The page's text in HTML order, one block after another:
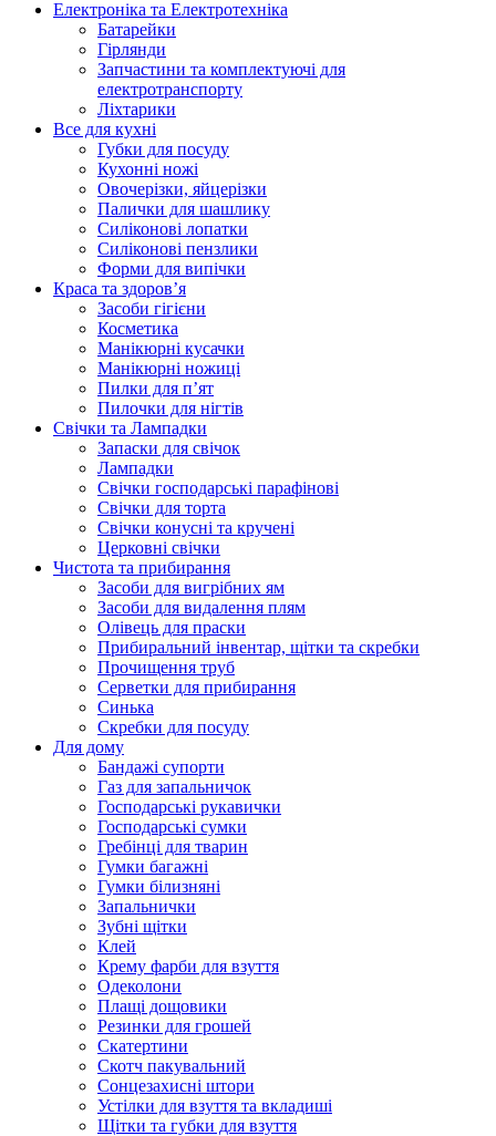
Електроніка та Електротехніка
Батарейки
Гірлянди
Запчастини та комплектуючі для
електротранспорту
Ліхтарики
Все для кухні
Губки для посуду
Кухонні ножі
Овочерізки, яйцерізки
Палички для шашлику
Силіконові лопатки
Силіконові пензлики
Форми для випічки
Краса та здоров’я
Засоби гігієни
Косметика
Манікюрні кусачки
Манікюрні ножиці
Пилки для п’ят
Пилочки для нігтів
Свічки та Лампадки
Запаски для свічок
Лампадки
Свічки господарські парафінові
Свічки для торта
Свічки конусні та кручені
Церковні свічки
Чистота та прибирання
Засоби для вигрібних ям
Засоби для видалення плям
Олівець для праски
Прибиральний інвентар, щітки та скребки
Прочищення труб
Серветки для прибирання
Синька
Скребки для посуду
Для дому
Бандажі супорти
Газ для запальничок
Господарські рукавички
Господарські сумки
Гребінці для тварин
Гумки багажні
Гумки білизняні
Запальнички
Зубні щітки
Клей
Крему фарби для взуття
Одеколони
Плащі дощовики
Резинки для грошей
Скатертини
Скотч пакувальний
Сонцезахисні штори
Устілки для взуття та вкладиші
Щітки та губки для взуття